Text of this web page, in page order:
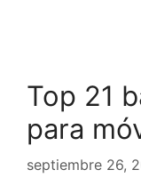
Top 21
para
septiembre 26,